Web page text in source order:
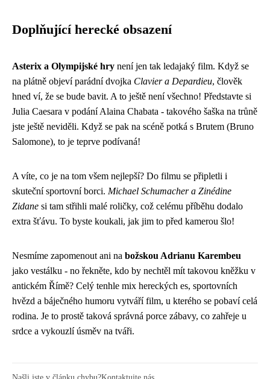
Doplňující herecké obsazení
Asterix a Olympijské hry není jen tak ledajaký film. Když se
na plátně objeví parádní dvojka Clavier a Depardieu, člověk
hned ví, že se bude bavit. A to ještě není všechno! Představte si
Julia Caesara v podání Alaina Chabata - takového šaška na trůně
jste ještě neviděli. Když se pak na scéně potká s Brutem (Bruno
Salomone), to je teprve podívaná!
A víte, co je na tom všem nejlepší? Do filmu se připletli i
skuteční sportovní borci. Michael Schumacher a Zinédine
Zidane si tam střihli malé roličky, což celému příběhu dodalo
extra šťávu. To byste koukali, jak jim to před kamerou šlo!
Nesmíme zapomenout ani na božskou Adrianu Karembeu
jako vestálku - no řekněte, kdo by nechtěl mít takovou kněžku v
antickém Římě? Celý tenhle mix hereckých es, sportovních
hvězd a báječného humoru vytváří film, u kterého se pobaví celá
rodina. Je to prostě taková správná porce zábavy, co zahřeje u
srdce a vykouzlí úsměv na tváři.
Našli jste v článku chybu?Kontaktujte nás